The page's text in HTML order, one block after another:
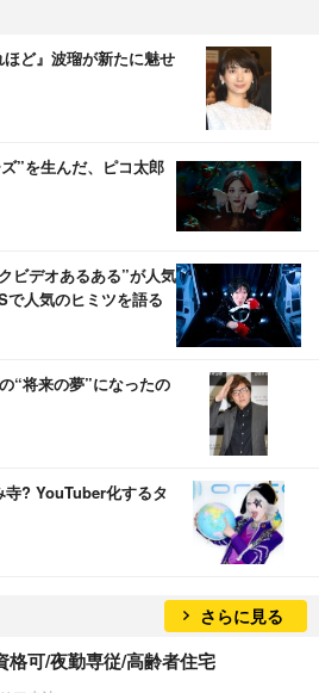
ど』波瑠が新たに魅せ
”を生んだ、ピコ太郎
ビデオあるある”が人気
人気のヒミツを語る
“将来の夢”になったの
寺? YouTuber化するタ
さらに見る
格可/夜勤専従/高齢者住宅